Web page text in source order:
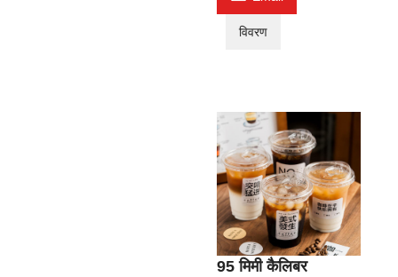
विवरण
95 मिमी कैलिबर